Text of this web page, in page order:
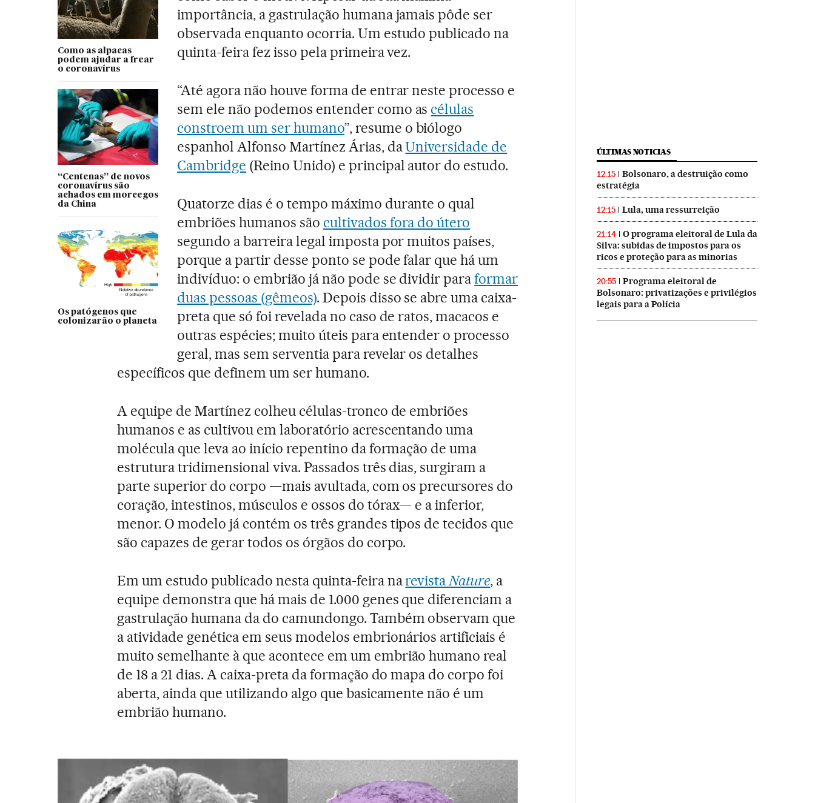
Como as alpacas
podem ajudar a frear
o coronavírus
“Centenas” de novos
coronavírus são
achados em morcegos
da China
Os patógenos que
colonizarão o planeta
importância, a gastrulação humana jamais pôde ser
observada enquanto ocorria. Um estudo publicado na
quinta-feira fez isso pela primeira vez.
“Até agora não houve forma de entrar neste processo e
sem ele não podemos entender como as células
constroem um ser humano”, resume o biólogo
espanhol Alfonso Martínez Árias, daUniversidade de
Cambridge (Reino Unido) e principal autor do estudo.
Quatorze dias é o tempo máximo durante o qual
embriões humanos são cultivados fora do útero
segundo a barreira legal imposta por muitos países,
porque a partir desse ponto se pode falar que há um
indivíduo: o embrião já não pode se dividir paraformar
duas pessoas (gêmeos). Depois disso se abre uma caixa-
preta que só foi revelada no caso de ratos, macacos e
outras espécies; muito úteis para entender o processo
geral, mas sem serventia para revelar os detalhes
específicos que definem um ser humano.
A equipe de Martínez colheu células-tronco de embriões
humanos e as cultivou em laboratório acrescentando uma
molécula que leva ao início repentino da formação de uma
estrutura tridimensional viva. Passados três dias, surgiram a
parte superior do corpo —mais avultada, com os precursores do
coração, intestinos, músculos e ossos do tórax— e a inferior,
menor. O modelo já contém os três grandes tipos de tecidos que
são capazes de gerar todos os órgãos do corpo.
Em um estudo publicado nesta quinta-feira narevistaNature, a
equipe demonstra que há mais de 1.000 genes que diferenciam a
gastrulação humana da do camundongo. Também observam que
a atividade genética em seus modelos embrionários artificiais é
muito semelhante à que acontece em um embrião humano real
de 18 a 21 dias. A caixa-preta da formação do mapa do corpo foi
aberta, ainda que utilizando algo que basicamente não é um
embrião humano.
ÚLTIMAS NOTICIAS
12:15
Bolsonaro, a destruição como
estratégia
12:15 Lula, uma ressurreição
21:14
O programa eleitoral de Lula da
Silva: subidas de impostos para os
ricos e proteção para as minorias
20:55
Programa eleitoral de
Bolsonaro: privatizações e privilégios
legais para a Polícia